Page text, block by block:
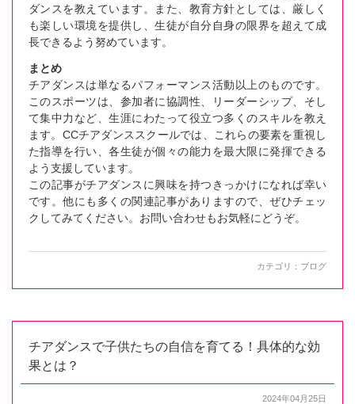
ダンスを教えています。また、教育方針としては、厳しく
も楽しい環境を提供し、生徒が自分自身の限界を超えて成
長できるよう努めています。
まとめ
チアダンスは単なるパフォーマンス活動以上のものです。
このスポーツは、参加者に協調性、リーダーシップ、そし
て集中力など、生涯にわたって役立つ多くのスキルを教え
ます。CCチアダンススクールでは、これらの要素を重視し
た指導を行い、各生徒が個々の能力を最大限に発揮できる
よう支援しています。
この記事がチアダンスに興味を持つきっかけになれば幸い
です。他にも多くの関連記事がありますので、ぜひチェッ
クしてみてください。お問い合わせもお気軽にどうぞ。
カテゴリ： ブログ
チアダンスで子供たちの自信を育てる！具体的な効
果とは？
2024年04月25日